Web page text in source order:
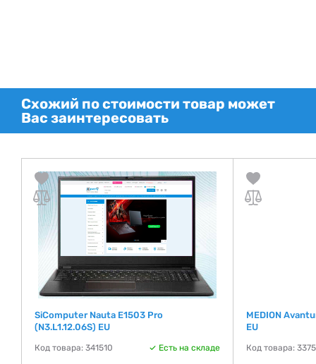
Схожий по стоимости товар может
Вас заинтересовать
SiComputer Nauta E1503 Pro
(N3.L1.12.06S) EU
Код товара: 341510 Есть на складе
MEDION
EU
Код товара: